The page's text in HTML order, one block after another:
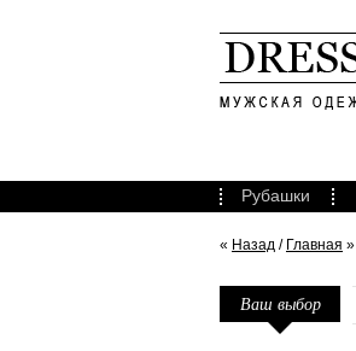
Рубашки
« Назад / Главная »
Ваш выбор